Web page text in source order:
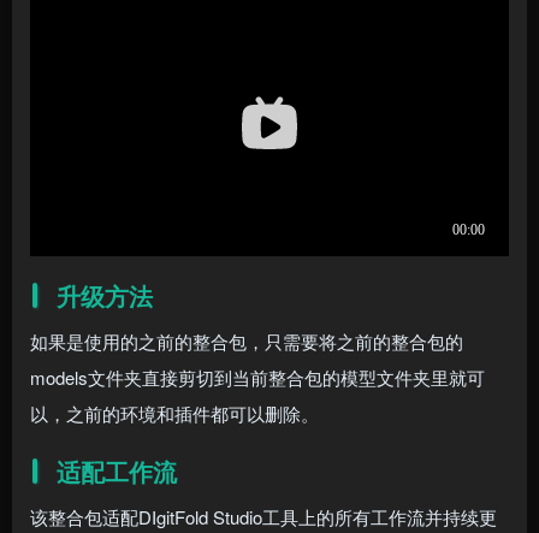
升级方法
如果是使用的之前的整合包，只需要将之前的整合包的
models文件夹直接剪切到当前整合包的模型文件夹里就可
以，之前的环境和插件都可以删除。
适配工作流
该整合包适配DIgitFold Studio工具上的所有工作流并持续更